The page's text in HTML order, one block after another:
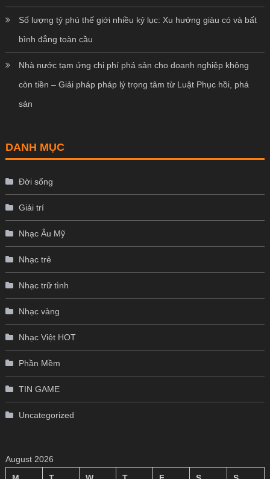
Số lượng tỷ phú thế giới nhiều kỷ lục: Xu hướng giàu có và bất
bình đẳng toàn cầu
Nhà nước tạm ứng chi phí phá sản cho doanh nghiệp không
còn tiền – Giải pháp pháp lý trọng tâm từ Luật Phục hồi, phá
sản
DANH MỤC
Đời sống
Giải trí
Nhạc Âu Mỹ
Nhạc trẻ
Nhạc trữ tình
Nhạc vàng
Nhạc Việt HOT
Phần Mềm
TIN GAME
Uncategorized
August 2026